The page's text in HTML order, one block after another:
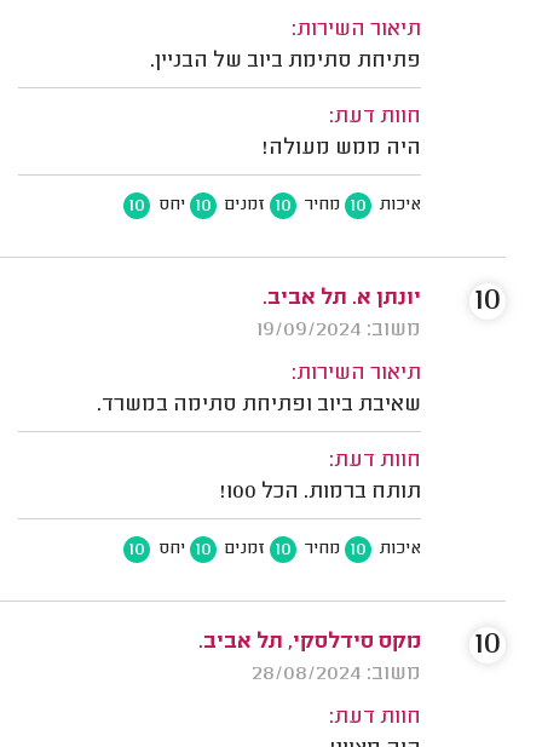
תיאור השירות:
פתיחת סתימת ביוב של הבניין.
חוות דעת:
היה ממש מעולה!
איכות 10 מחיר 10 זמנים 10 יחס 10
יונתן א. תל אביב.
משוב: 19/09/2024
תיאור השירות:
שאיבת ביוב ופתיחת סתימה במשרד.
חוות דעת:
תותח ברמות. הכל 100!
איכות 10 מחיר 10 זמנים 10 יחס 10
10
מקס סידלסקי, תל אביב.
משוב: 28/08/2024
חוות דעת:
10